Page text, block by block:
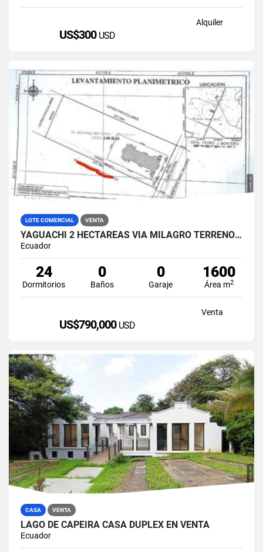
Alquiler
US$300 USD
LOTE COMERCIAL VENTA
YAGUACHI 2 HECTÁREAS VIA MILAGRO TERRENO INDUSTRIAL EN VENTA
Ecuador
24
Dormitorios
0
Baños
0
Garaje
1600
Área m2
Venta
US$790,000 USD
CASA VENTA
LAGO DE CAPEIRA CASA DUPLEX EN VENTA
Ecuador